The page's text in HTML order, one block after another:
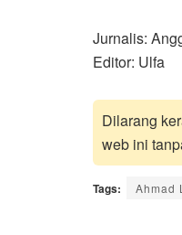
Jurnalis:
Editor: Ulfa
Dilarang
web ini
Tags: Ahmad